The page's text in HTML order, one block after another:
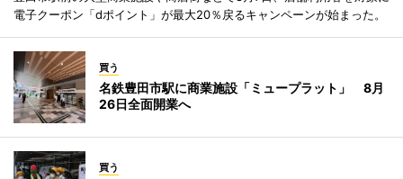
電子クーポン「dポイント」が最大20％戻るキャンペーンが始まった。
買う
名鉄豊田市駅に商業施設「ミュープラット」 8月
26日全面開業へ
買う